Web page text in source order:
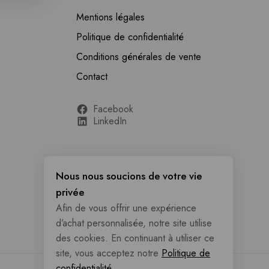
Mentions légales
Politique de confidentialité
Conditions générales de vente
Contact
Facebook
LinkedIn
Nous nous soucions de votre vie
privée
Afin de vous offrir une expérience
d’achat personnalisée, notre site utilise
des cookies. En continuant à utiliser ce
site, vous acceptez notre Politique de